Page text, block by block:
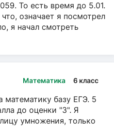
То есть время до 5.01.
означает я посмотрел
я начал смотреть
Математика 6 класс
математику базу ЕГЭ. 5
до оценки "3". Я
умножения, только